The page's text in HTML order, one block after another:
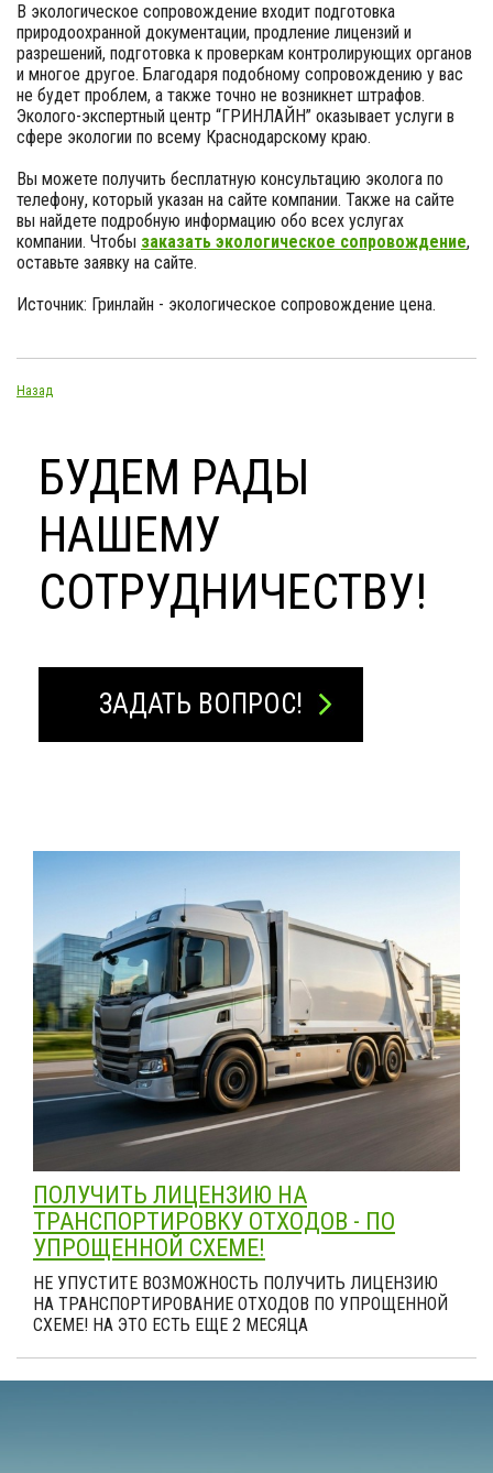
В экологическое сопровождение входит подготовка
природоохранной документации, продление лицензий и
разрешений, подготовка к проверкам контролирующих органов
и многое другое. Благодаря подобному сопровождению у вас
не будет проблем, а также точно не возникнет штрафов.
Эколого-экспертный центр “ГРИНЛАЙН” оказывает услуги в
сфере экологии по всему Краснодарскому краю.
Вы можете получить бесплатную консультацию эколога по
телефону, который указан на сайте компании. Также на сайте
вы найдете подробную информацию обо всех услугах
компании. Чтобы заказать экологическое сопровождение,
оставьте заявку на сайте.
Источник: Гринлайн - экологическое сопровождение цена.
Назад
БУДЕМ РАДЫ
НАШЕМУ
СОТРУДНИЧЕСТВУ!
ЗАДАТЬ ВОПРОС!
ПОЛУЧИТЬ ЛИЦЕНЗИЮ НА
ТРАНСПОРТИРОВКУ ОТХОДОВ - ПО
УПРОЩЕННОЙ СХЕМЕ!
НЕ УПУСТИТЕ ВОЗМОЖНОСТЬ ПОЛУЧИТЬ ЛИЦЕНЗИЮ
НА ТРАНСПОРТИРОВАНИЕ ОТХОДОВ ПО УПРОЩЕННОЙ
СХЕМЕ! НА ЭТО ЕСТЬ ЕЩЕ 2 МЕСЯЦА